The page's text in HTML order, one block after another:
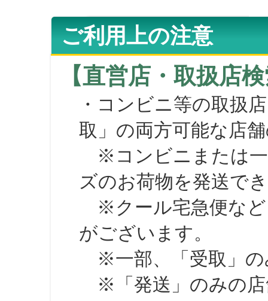
ご利用上の注意
【直営店・取扱店
・コンビニ等の取扱
取」の両方可能な店
※コンビニまたは一
ズのお荷物を発送で
※クール宅急便など
がございます。
※一部、「受取」の
※「発送」のみの店